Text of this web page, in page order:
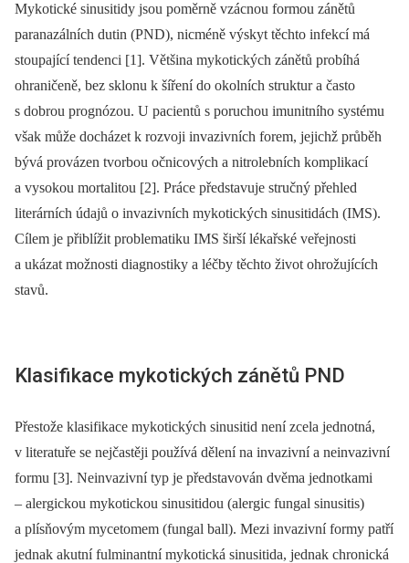
Mykotické sinusitidy jsou poměrně vzácnou formou zánětů
paranazálních dutin (PND), nicméně výskyt těchto infekcí má
stoupající tendenci [1]. Většina myko­tických zánětů probíhá
ohraničeně, bez sklonu k šíření do okolních struktur a často
s dobrou prognózou. U pacientů s poruchou imunitního systému
však může docházet k rozvoji invazivních forem, jejichž průběh
bývá provázen tvorbou očnicových a nitrolebních komplikací
a vysokou mortalitou [2]. Práce představuje stručný přehled
literárních údajů o invazivních mykotických sinusitidách (IMS).
Cílem je přiblížit problematiku IMS širší lékařské veřejnosti
a ukázat možnosti diagnostiky a léčby těchto život ohrožujících
stavů.
Klasifikace mykotických zánětů PND
Přestože klasifikace mykotických sinusitid není zcela jednotná,
v literatuře se nejčastěji používá dělení na invazivní a neinvazivní
formu [3]. Neinvazivní typ je představován dvěma jednotkami
–⁠ alergickou mykotickou sinusitidou (alergic fungal sinusitis)
a plísňovým mycetomem (fungal ball). Mezi invazivní formy patří
jednak akutní fulminantní mykotická sinusitida, jednak chronická